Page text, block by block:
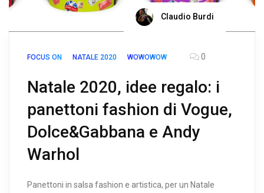
Claudio Burdi
FOCUS ON NATALE 2020 WOWOWOW 0
Natale 2020, idee regalo: i
panettoni fashion di Vogue,
Dolce&Gabbana e Andy
Warhol
Panettoni in salsa fashion e artistica, per un Natale